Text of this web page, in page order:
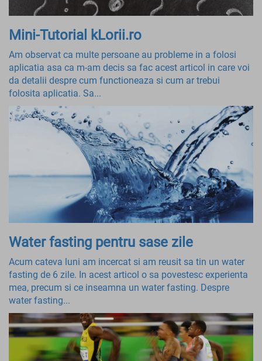
Mini-Tutorial kLorii.ro
Am observat ca multe persoane au probleme in a folosi
aplicatia asa ca m-am decis sa fac acest articol in care voi
da detalii despre cum functioneaza si cum ar trebui
folosita aplicatia. Sa...
Water fasting pentru sase zile
Acum cateva luni am incercat si am reusit sa tin un water
fasting de 6 zile. In acest articol o sa povestesc experienta
mea, precum si ce inseamna un water fasting. Despre
water fasting...